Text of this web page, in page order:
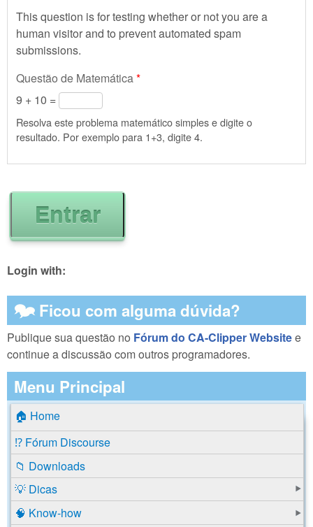
This question is for testing whether or not you are a
human visitor and to prevent automated spam
submissions.
Questão de Matemática*
9 + 10 =
Resolva este problema matemático simples e digite o
resultado. Por exemplo para 1+3, digite 4.
Login with:
🗫 Ficou com alguma dúvida?
Publique sua questão no Fórum do CA-Clipper Websitee
continue a discussão com outros programadores.
Menu Principal
🏠 Home
⁉️ Fórum Discourse
📁 Downloads
💡 Dicas
🧠 Know-how